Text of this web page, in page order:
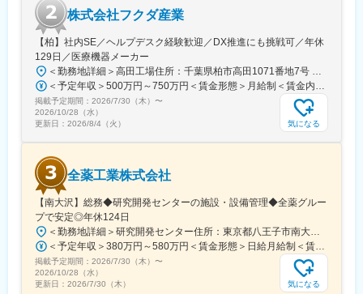
株式会社フクダ産業
【柏】社内SE／ヘルプデスク経験歓迎／DX推進にも挑戦可／年休
129日／医療機器メーカー
＜勤務地詳細＞高田工場住所：千葉県柏市高田1071番地7号 勤務地最寄駅：つくばエクスプレス線／柏の葉キャンパス駅受動喫煙対策：屋内全面禁煙変更の範囲：【変更の範囲：流山本社および高田工場】
＜予定年収＞500万円～750万円＜賃金形態＞月給制＜賃金内訳＞月額（基本給）：300,000円～430,000円＜月給＞300,000円～430,000円＜昇給有無＞有＜残業手当＞有＜給与補足＞※経験・スキルを考慮の上決定いたします。■賞与：年2回（7月・12月）※昨年実績4.2ヶ月■昇給：年1回（1月）■モデル年収：・年収580万円 主任（月給34万円×12ヶ月＋諸手当）・年収820万円 課長（月給48万円×12ヶ月＋諸手当）賃金はあくまでも目安の金額であり、選考を通じて上下する可能性があります。月給(月額)は固定手当を含めた表記です。
掲載予定期間： 2026/7/30（木） 〜
2026/10/28（水）
更新日： 2026/8/4（火） 気になる
全薬工業株式会社
【南大沢】総務◆研究開発センターの施設・設備管理◆全薬グルー
プで安定◎年休124日
＜勤務地詳細＞研究開発センター住所：東京都八王子市南大沢四丁目７－１ 勤務地最寄駅：京王相模原線／南大沢駅受動喫煙対策：屋内全面禁煙変更の範囲：会社の定める事業所
＜予定年収＞380万円～580万円＜賃金形態＞日給月給制＜賃金内訳＞月額（基本給）：243,000円～370,000円/月20日間勤務想定＜想定月額＞243,000円～370,000円＜昇給有無＞有＜残業手当＞有＜給与補足＞※経験やスキルを考慮して決定します。■昇給：年1回■賞与：年2回(7月、12月)賃金はあくまでも目安の金額であり、選考を通じて上下する可能性があります。月給(月額)は固定手当を含めた表記です。
掲載予定期間： 2026/7/30（木） 〜
2026/10/28（水）
更新日： 2026/7/30（木） 気になる